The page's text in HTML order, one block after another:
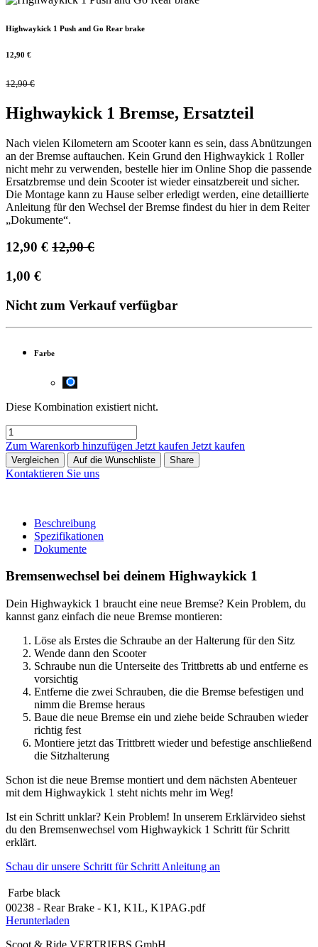
Highwaykick 1 Push and Go Rear brake
12,90 €
12,90€
Highwaykick 1 Bremse, Ersatzteil
Nach vielen Kilometern am Scooter kann es sein, dass Abnützungen
an der Bremse auftauchen. Kein Grund den Highwaykick 1 Roller
nicht mehr zu verwenden, bestelle hier im Online Shop die passende
Ersatzbremse und dein Scooter ist wieder einsatzbereit und sicher.
Die Montage kann zu Hause selber erledigt werden, eine detaillierte
Anleitung für den Wechsel der Bremse findest du hier in dem Reiter
„Dokumente“.
12,90 € 12,90€
1,00 €
Nicht zum Verkauf verfügbar
Farbe
Diese Kombination existiert nicht.
Zum Warenkorb hinzufügen Jetzt kaufen Jetzt kaufen
Vergleichen Auf die Wunschliste Share
Kontaktieren Sie uns
Beschreibung
Spezifikationen
Dokumente
Bremsenwechsel bei deinem Highwaykick 1
Dein Highwaykick 1 braucht eine neue Bremse? Kein Problem, du
kannst ganz einfach die neue Bremse montieren:
Löse als Erstes die Schraube an der Halterung für den Sitz
Wende dann den Scooter
Schraube nun die Unterseite des Trittbretts ab und entferne es
vorsichtig
Entferne die zwei Schrauben, die die Bremse befestigen und
nimm die Bremse heraus
Baue die neue Bremse ein und ziehe beide Schrauben wieder
richtig fest
Montiere jetzt das Trittbrett wieder und befestige anschließend
die Sitzhalterung
Schon ist die neue Bremse montiert und dem nächsten Abenteuer
mit dem Highwaykick 1 steht nichts mehr im Weg!
Ist ein Schritt unklar? Kein Problem! In unserem Erklärvideo siehst
du den Bremsenwechsel vom Highwaykick 1 Schritt für Schritt
erklärt.
Schau dir unsere Schritt für Schritt Anleitung an
Farbe black
00238 - Rear Brake - K1, K1L, K1PAG.pdf
Herunterladen
Scoot & Ride VERTRIEBS GmbH